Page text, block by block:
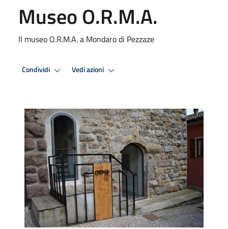
Museo O.R.M.A.
Il museo O.R.M.A. a Mondaro di Pezzaze
Condividi Vedi azioni